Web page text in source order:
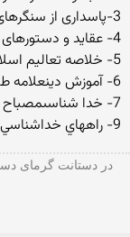
3-پاسدارى از سنگرهاى ايدئولوژيك-‏محمد تقى مصباح
4- عقايد و دستورهاى دينى‏علامه طباطبائى «ره»
5- خلاصه تعاليم اسلام‏علامه طباطبائى «ره»
6- آموزش دين‏علامه طباطبائى
7- خدا شناسى‏مصباح يزدى 8- درس ديندارى‏احمد آرام
9- راههاي خداشناسي، آموزگار
در دستانت گرمای